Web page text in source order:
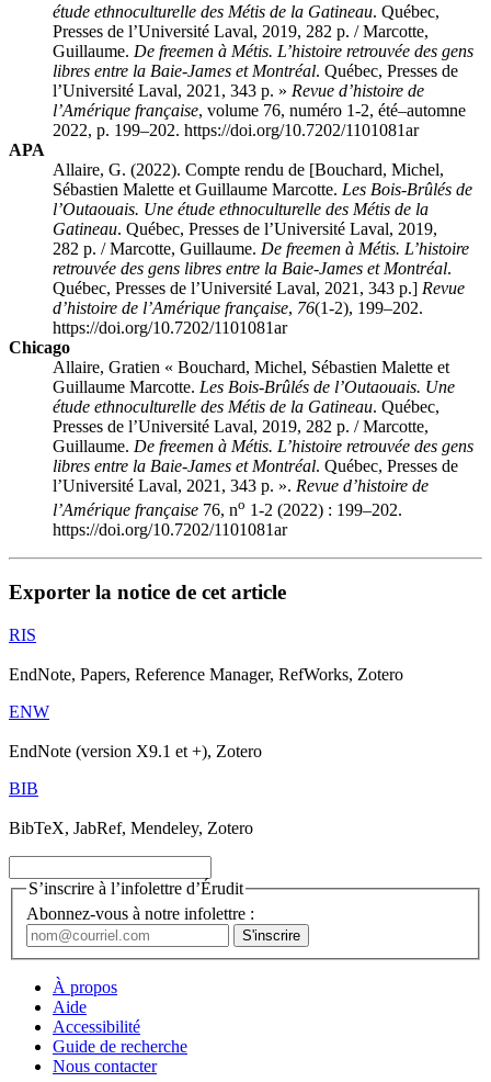
étude ethnoculturelle des Métis de la Gatineau. Québec,
Presses de l’Université Laval, 2019, 282 p. / Marcotte,
Guillaume. De freemen à Métis. L’histoire retrouvée des gens
libres entre la Baie-James et Montréal. Québec, Presses de
l’Université Laval, 2021, 343 p. » Revue d’histoire de
l’Amérique française, volume 76, numéro 1-2, été–automne
2022, p. 199–202. https://doi.org/10.7202/1101081ar
APA
Allaire, G. (2022). Compte rendu de [Bouchard, Michel,
Sébastien Malette et Guillaume Marcotte. Les Bois-Brûlés de
l’Outaouais. Une étude ethnoculturelle des Métis de la
Gatineau. Québec, Presses de l’Université Laval, 2019,
282 p. / Marcotte, Guillaume. De freemen à Métis. L’histoire
retrouvée des gens libres entre la Baie-James et Montréal.
Québec, Presses de l’Université Laval, 2021, 343 p.] Revue
d’histoire de l’Amérique française, 76(1-2), 199–202.
https://doi.org/10.7202/1101081ar
Chicago
Allaire, Gratien « Bouchard, Michel, Sébastien Malette et
Guillaume Marcotte. Les Bois-Brûlés de l’Outaouais. Une
étude ethnoculturelle des Métis de la Gatineau. Québec,
Presses de l’Université Laval, 2019, 282 p. / Marcotte,
Guillaume. De freemen à Métis. L’histoire retrouvée des gens
libres entre la Baie-James et Montréal. Québec, Presses de
l’Université Laval, 2021, 343 p. ». Revue d’histoire de
l’Amérique française 76, no 1-2 (2022) : 199–202.
https://doi.org/10.7202/1101081ar
Exporter la notice de cet article
RIS
EndNote, Papers, Reference Manager, RefWorks, Zotero
ENW
EndNote (version X9.1 et +), Zotero
BIB
BibTeX, JabRef, Mendeley, Zotero
S’inscrire à l’infolettre d’Érudit
Abonnez-vous à notre infolettre :
À propos
Aide
Accessibilité
Guide de recherche
Nous contacter